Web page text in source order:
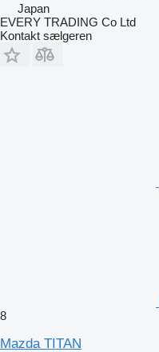
Japan
EVERY TRADING Co Ltd
Kontakt sælgeren
8
Mazda TITAN